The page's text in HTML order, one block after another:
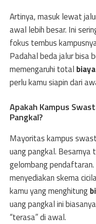
Artinya, masuk lewat
awal lebih besar. Ini
fokus tembus
Padahal beda jalur bisa
memengaruhi total
perlu kamu siapin dari
Apakah Kampus
Pangkal?
Mayoritas kampus
uang pangkal. Besarnya
gelombang
menyediakan skema
kamu yang menghitung
uang pangkal ini
“terasa” di awal.